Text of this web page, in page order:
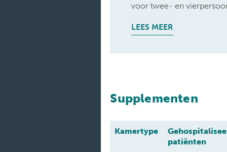
voor twee- en
LEES MEER
Supplementen
Kamertype
patiënten